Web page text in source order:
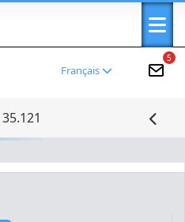
5
Français